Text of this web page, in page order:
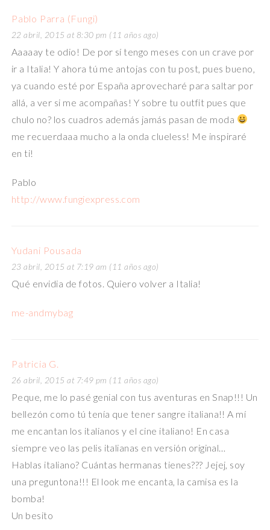
Pablo Parra (Fungi)
22 abril, 2015 at 8:30 pm (11 años ago)
Aaaaay te odio! De por sí tengo meses con un crave por
ir a Italia! Y ahora tú me antojas con tu post, pues bueno,
ya cuando esté por España aprovecharé para saltar por
allá, a ver si me acompañas! Y sobre tu outfit pues que
chulo no? los cuadros además jamás pasan de moda
me recuerdaaa mucho a la onda clueless! Me inspiraré
en ti!
Pablo
http://www.fungiexpress.com
Yudani Pousada
23 abril, 2015 at 7:19 am (11 años ago)
Qué envidia de fotos. Quiero volver a Italia!
me-andmybag
Patricia G.
26 abril, 2015 at 7:49 pm (11 años ago)
Peque, me lo pasé genial con tus aventuras en Snap!!! Un
bellezón como tú tenía que tener sangre italiana!! A mí
me encantan los italianos y el cine italiano! En casa
siempre veo las pelis italianas en versión original…
Hablas italiano? Cuántas hermanas tienes??? Jejej, soy
una preguntona!!! El look me encanta, la camisa es la
bomba!
Un besito